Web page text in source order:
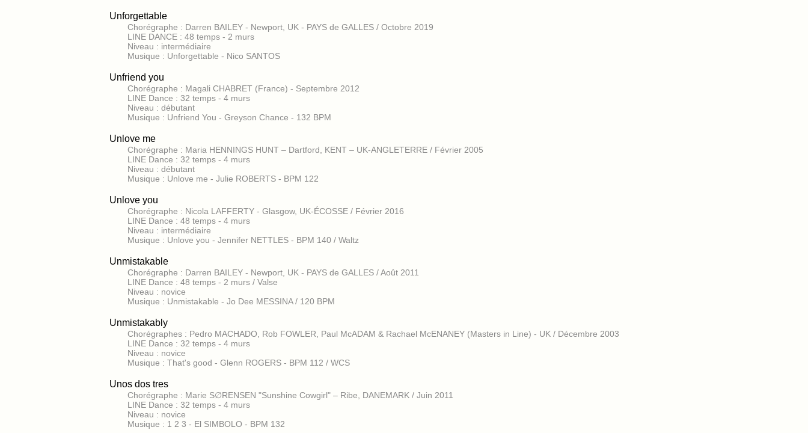
Unforgettable
Chorégraphe : Darren BAILEY - Newport, UK - PAYS de GALLES / Octobre 2019
LINE DANCE : 48 temps - 2 murs
Niveau : intermédiaire
Musique : Unforgettable - Nico SANTOS
Unfriend you
Chorégraphe : Magali CHABRET (France) - Septembre 2012
LINE Dance : 32 temps - 4 murs
Niveau : débutant
Musique : Unfriend You - Greyson Chance - 132 BPM
Unlove me
Chorégraphe : Maria HENNINGS HUNT – Dartford, KENT – UK-ANGLETERRE / Février 2005
LINE Dance : 32 temps - 4 murs
Niveau : débutant
Musique : Unlove me - Julie ROBERTS - BPM 122
Unlove you
Chorégraphe : Nicola LAFFERTY - Glasgow, UK-ÉCOSSE / Février 2016
LINE Dance : 48 temps - 4 murs
Niveau : intermédiaire
Musique : Unlove you - Jennifer NETTLES - BPM 140 / Waltz
Unmistakable
Chorégraphe : Darren BAILEY - Newport, UK - PAYS de GALLES / Août 2011
LINE Dance : 48 temps - 2 murs / Valse
Niveau : novice
Musique : Unmistakable - Jo Dee MESSINA / 120 BPM
Unmistakably
Chorégraphes : Pedro MACHADO, Rob FOWLER, Paul McADAM & Rachael McENANEY (Masters in Line) - UK / Décembre 2003
LINE Dance : 32 temps - 4 murs
Niveau : novice
Musique : That's good - Glenn ROGERS - BPM 112 / WCS
Unos dos tres
Chorégraphe : Marie S∅RENSEN "Sunshine Cowgirl" – Ribe, DANEMARK / Juin 2011
LINE Dance : 32 temps - 4 murs
Niveau : novice
Musique : 1 2 3 - El SIMBOLO - BPM 132